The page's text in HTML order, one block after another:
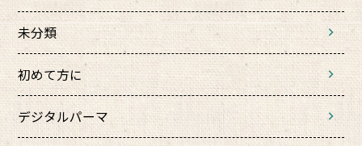
未分類
初めて方に
デジタルパーマ